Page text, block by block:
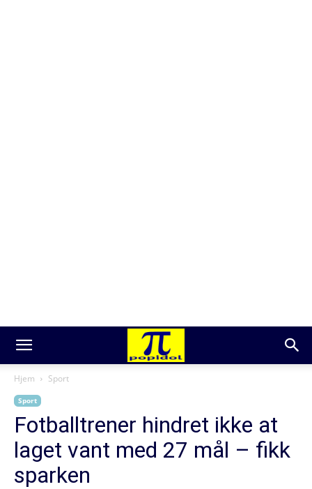
Hjem Sport
Sport
Fotballtrener hindret ikke at
laget vant med 27 mål – fikk
sparken